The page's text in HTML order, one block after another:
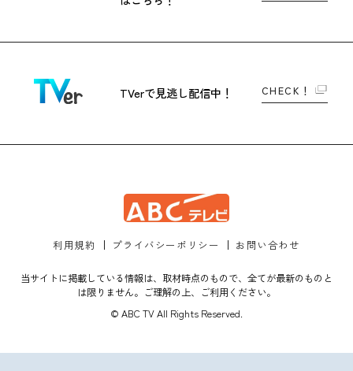
TVerで見逃し配信中！ CHECK！
利用規約 プライバシーポリシー お問い合わせ
当サイトに掲載している情報は、取材時点のもので、全てが最新のものと
は限りません。ご理解の上、ご利用ください。
© ABC TV All Rights Reserved.